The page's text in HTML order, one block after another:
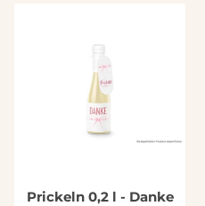
Prickeln 0,2 l - Danke